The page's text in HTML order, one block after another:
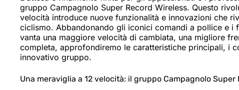
gruppo Campagnolo Super Record Wireless. Questo
velocità introduce nuove funzionalità e innovazioni che
ciclismo. Abbandonando gli iconici comandi a pollice e i
vanta una maggiore velocità di cambiata, una migliore
completa, approfondiremo le caratteristiche principali, i
innovativo gruppo.
Una meraviglia a 12 velocità: il gruppo Campagnolo Super